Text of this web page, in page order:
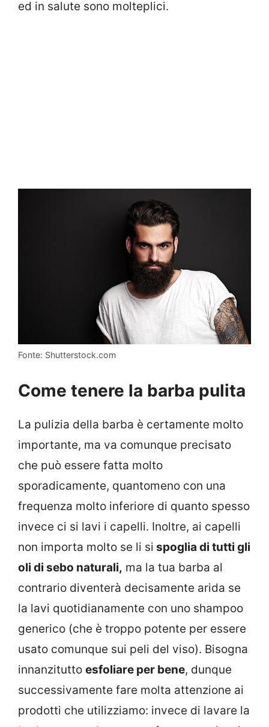
ed in salute sono molteplici.
Fonte: Shutterstock.com
Come tenere la barba pulita
La pulizia della barba è certamente molto
importante, ma va comunque precisato
che può essere fatta molto
sporadicamente, quantomeno con una
frequenza molto inferiore di quanto spesso
invece ci si lavi i capelli. Inoltre, ai capelli
non importa molto se li si spoglia di tutti gli
oli di sebo naturali, ma la tua barba al
contrario diventerà decisamente arida se
la lavi quotidianamente con uno shampoo
generico (che è troppo potente per essere
usato comunque sui peli del viso). Bisogna
innanzitutto esfoliare per bene, dunque
successivamente fare molta attenzione ai
prodotti che utilizziamo: invece di lavare la